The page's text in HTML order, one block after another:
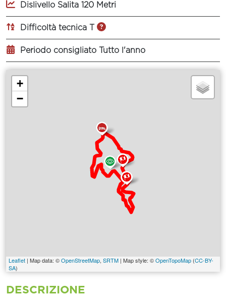
Dislivello Salita 120 Metri
Difficoltà tecnica T
Periodo consigliato Tutto l'anno
+
−
Leaflet | Map data: ©OpenStreetMap, SRTM | Map style: ©OpenTopoMap (CC-BY-
SA)
DESCRIZIONE